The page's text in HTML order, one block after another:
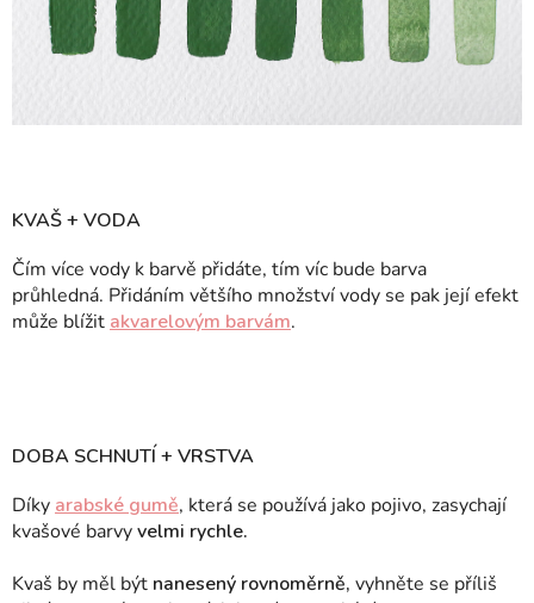
KVAŠ + VODA
Čím více vody k barvě přidáte, tím víc bude barva
průhledná. Přidáním většího množství vody se pak její efekt
může blížit akvarelovým barvám.
DOBA SCHNUTÍ + VRSTVA
Díky arabské gumě, která se používá jako pojivo, zasychají
kvašové barvyvelmi rychle.
Kvaš by měl být nanesený rovnoměrně, vyhněte se příliš